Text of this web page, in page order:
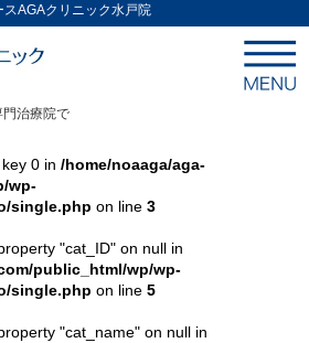
AGAクリニック水戸院
治療院で
0 in /home/noaaga/aga-
wp-
single.php on line 3
"cat_ID" on null in
public_html/wp/wp-
single.php on line 5
"cat_name" on null in